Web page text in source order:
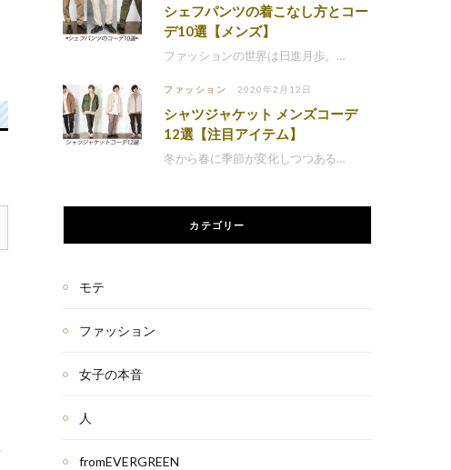
シェフパンツの着こなし方とコー
デ10選【メンズ】
ファッションの世界は日進月歩。…
ファッション 2020年2月12日
シャツジャケット メンズコーデ
12選【注目アイテム】
冬から春に季節が変化しつつある…
カテゴリー
モテ
ファッション
女子の本音
人
fromEVERGREEN